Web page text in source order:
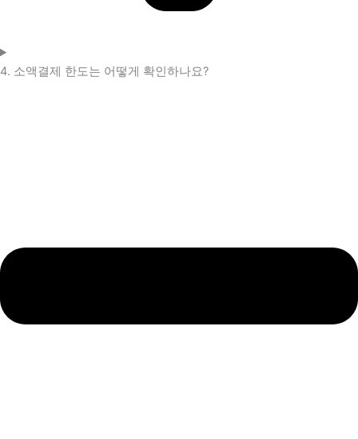
4. 소액결제 한도는 어떻게 확인하나요?